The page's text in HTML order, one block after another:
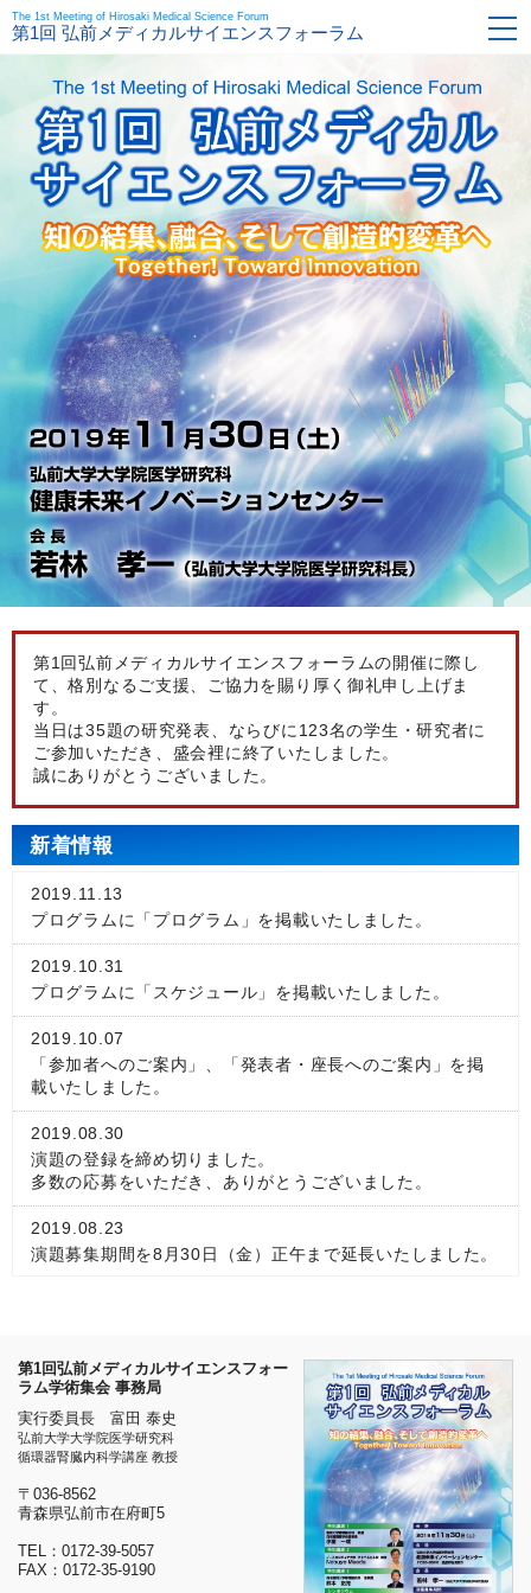
The 1st Meeting of Hirosaki Medical Science Forum
第1回 弘前メディカルサイエンスフォーラム
第1回弘前メディカルサイエンスフォーラムの開催に際し
て、格別なるご支援、ご協力を賜り厚く御礼申し上げま
す。
当日は35題の研究発表、ならびに123名の学生・研究者に
ご参加いただき、盛会裡に終了いたしました。
誠にありがとうございました。
新着情報
2019.11.13
プログラムに「プログラム」を掲載いたしました。
2019.10.31
プログラムに「スケジュール」を掲載いたしました。
2019.10.07
「参加者へのご案内」、「発表者・座長へのご案内」を掲
載いたしました。
2019.08.30
演題の登録を締め切りました。
多数の応募をいただき、ありがとうございました。
2019.08.23
演題募集期間を8月30日（金）正午まで延長いたしました。
第1回弘前メディカルサイエンスフォー
ラム学術集会 事務局
実行委員長 富田 泰史
弘前大学大学院医学研究科
循環器腎臓内科学講座 教授
〒036-8562
青森県弘前市在府町5
TEL：0172-39-5057
FAX：0172-35-9190